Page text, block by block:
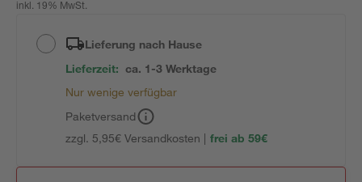
inkl. 19% MwSt.
Lieferung nach Hause
Lieferzeit: ca. 1-3 Werktage
Nur wenige verfügbar
Paketversand
zzgl. 5,95€ Versandkosten | frei ab 59€